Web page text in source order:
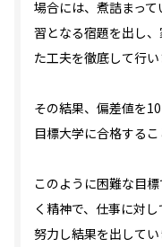
場合には、煮詰まっ
習となる宿題を出し
た工夫を徹底して行い
その結果、偏差値を
目標大学に合格するこ
このように困難な目
く精神で、仕事に対
努力し結果を出してい